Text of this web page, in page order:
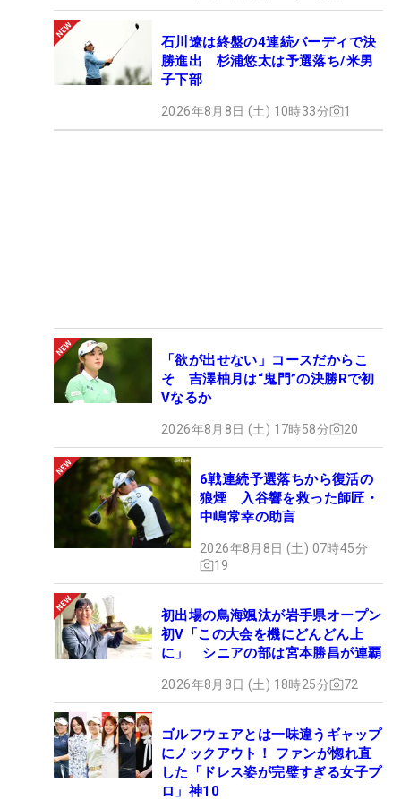
石川遼は終盤の4連続バーディで決
勝進出 杉浦悠太は予選落ち/米男
子下部
2026年8月8日 (土) 10時33分 1
「欲が出せない」コースだからこ
そ 吉澤柚月は“鬼門”の決勝Rで初
Vなるか
2026年8月8日 (土) 17時58分 20
6戦連続予選落ちから復活の
狼煙 入谷響を救った師匠・
中嶋常幸の助言
2026年8月8日 (土) 07時45分
19
初出場の鳥海颯汰が岩手県オープン
初V「この大会を機にどんどん上
に」 シニアの部は宮本勝昌が連覇
2026年8月8日 (土) 18時25分 72
ゴルフウェアとは一味違うギャップ
にノックアウト！ ファンが惚れ直
した「ドレス姿が完璧すぎる女子プ
ロ」神10